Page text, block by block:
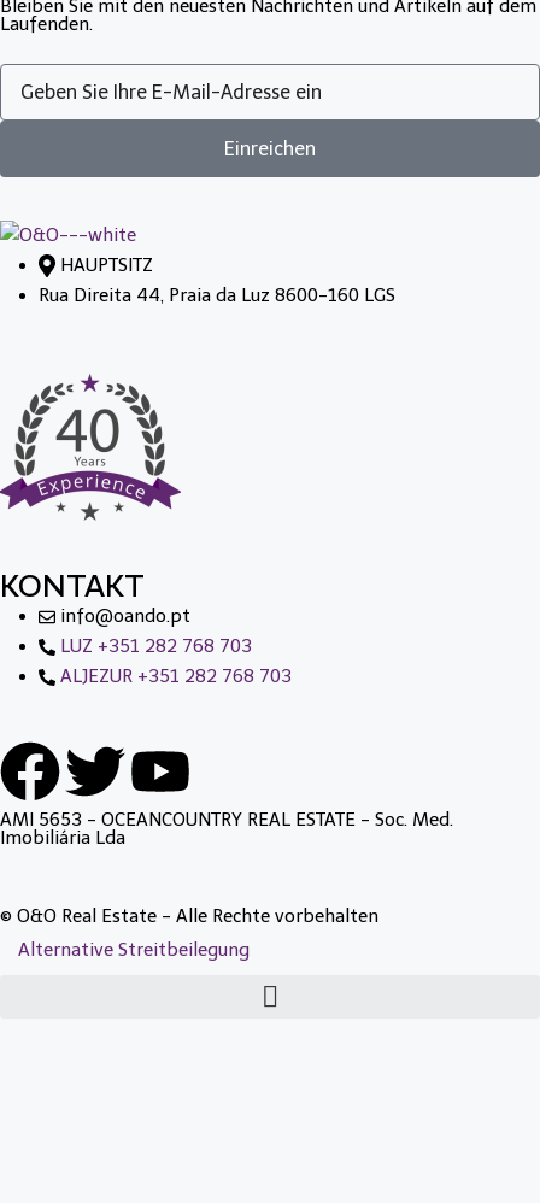
Bleiben Sie mit den neuesten Nachrichten und Artikeln auf dem
Laufenden.
Einreichen
HAUPTSITZ
Rua Direita 44, Praia da Luz 8600-160 LGS
KONTAKT
info@oando.pt
LUZ +351 282 768 703
ALJEZUR +351 282 768 703
AMI 5653 - OCEANCOUNTRY REAL ESTATE - Soc. Med.
Imobiliária Lda
© O&O Real Estate - Alle Rechte vorbehalten
Alternative Streitbeilegung